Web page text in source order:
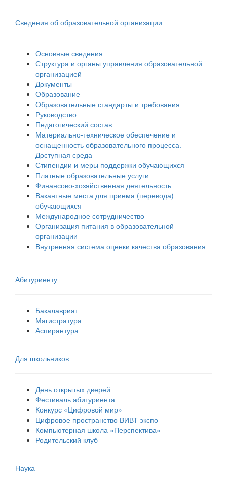
Сведения об образовательной организации
Основные сведения
Структура и органы управления образовательной
организацией
Документы
Образование
Образовательные стандарты и требования
Руководство
Педагогический состав
Материально-техническое обеспечение и
оснащенность образовательного процесса.
Доступная среда
Стипендии и меры поддержки обучающихся
Платные образовательные услуги
Финансово-хозяйственная деятельность
Вакантные места для приема (перевода)
обучающихся
Международное сотрудничество
Организация питания в образовательной
организации
Внутренняя система оценки качества образования
Абитуриенту
Бакалавриат
Магистратура
Аспирантура
Для школьников
День открытых дверей
Фестиваль абитуриента
Конкурс «Цифровой мир»
Цифровое пространство ВИВТ экспо
Компьютерная школа «Перспектива»
Родительский клуб
Наука